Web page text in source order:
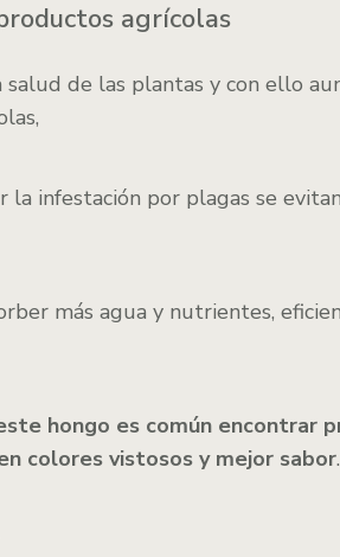
agrícolas
salud de las plantas y con ello
infestación por plagas se
más agua y nutrientes,
hongo es común encontrar
colores vistosos y mejor sabor.